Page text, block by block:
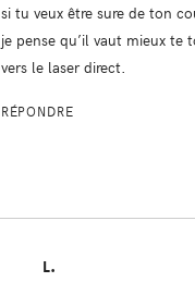
si tu veux être sure de ton
je pense qu’il vaut mieux te
vers le laser direct.
RÉPONDRE
L.